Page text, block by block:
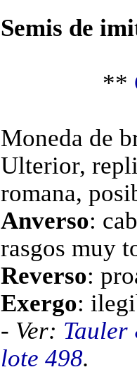
Semis de
**
Moneda de
Ulterior,
romana,
Anverso:
rasgos muy
Reverso:
Exergo:
- Ver: Tauler
lote 498.